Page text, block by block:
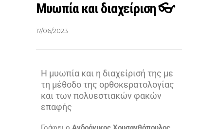
Μυωπία και διαχείριση 👓
17/06/2023
Η μυωπία και η διαχείρισή της με
τη μέθοδο της ορθοκερατολογίας
και των πολυεστιακών φακών
επαφής